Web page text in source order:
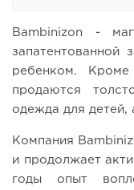
Bambinizon -
запатентованной
ребенком. Кроме
продаются
одежда для
Компания
и продолжает
годы опыт